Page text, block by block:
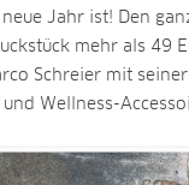
Jahr ist! Den
mehr als 49
Schreier mit
Wellness-